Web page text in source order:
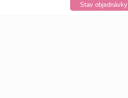
Stav objednávky